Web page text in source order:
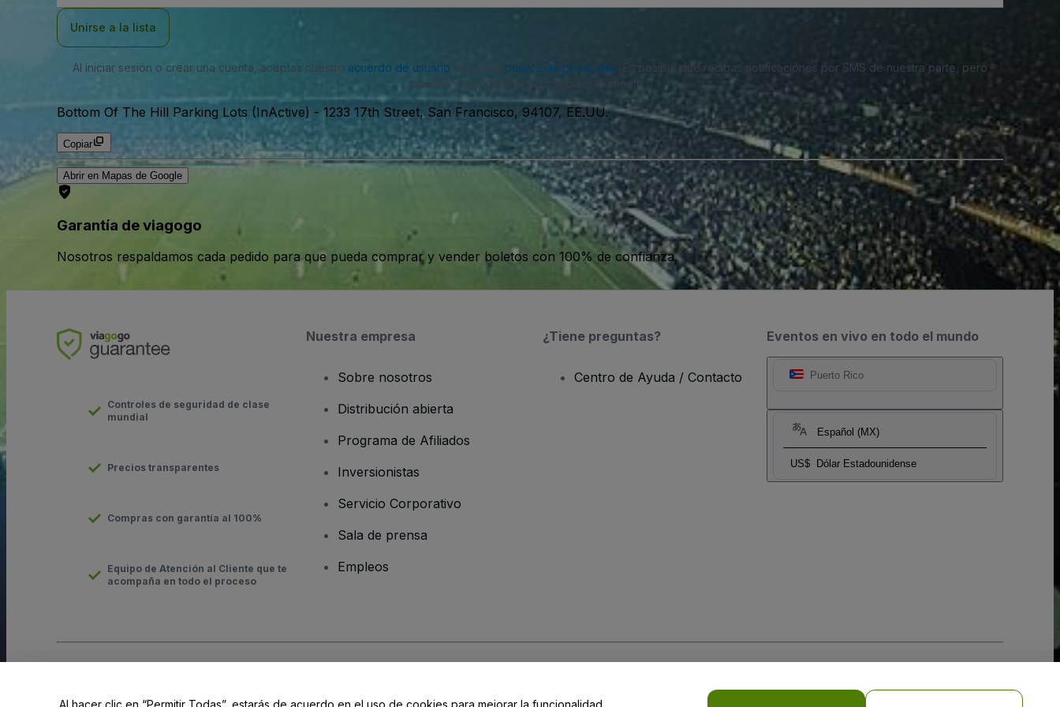
Unirse a la lista
Al iniciar sesión o crear una cuenta, aceptas nuestro acuerdo de usuario política de privacidad . Es posible que recibas notificaciones por SMS de nuestra parte, pero
puedes darte de baja en cualquier momento.
Bottom Of The Hill Parking Lots (InActive) - 1233 17th Street, San Francisco, 94107, EE.UU.
Copiar
Abrir en Mapas de Google
Garantía de viagogo
Nosotros respaldamos cada pedido para que pueda comprar y vender boletos con 100% de confianza.
Eventos en vivo en todo el mundo
Puerto Rico
Español (MX)
US$ Dólar Estadounidense
Controles de seguridad de clase
mundial
Precios transparentes
Compras con garantía al 100%
Equipo de Atención al Cliente que te
acompaña en todo el proceso
Nuestra empresa
Sobre nosotros
Distribución abierta
Programa de Afiliados
Inversionistas
Servicio Corporativo
Sala de prensa
Empleos
¿Tiene preguntas?
Centro de Ayuda / Contacto
y de laPolítica de Privacidad para Móviles
Al hacer clic en “Permitir Todas”, estarás de acuerdo en el uso de cookies para mejorar la funcionalidad